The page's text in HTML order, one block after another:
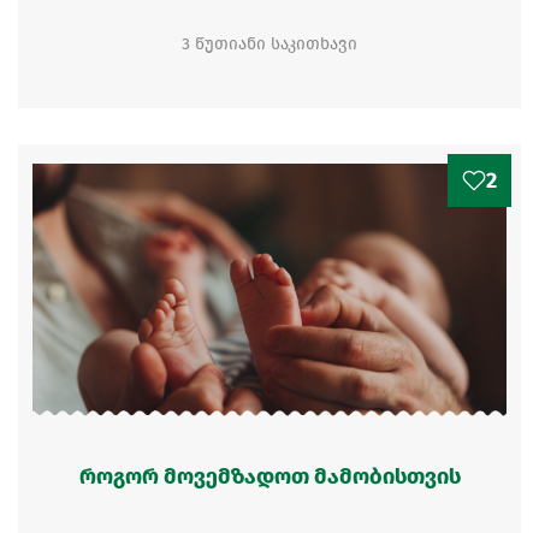
3 წუთიანი საკითხავი
2
როგორ მოვემზადოთ მამობისთვის